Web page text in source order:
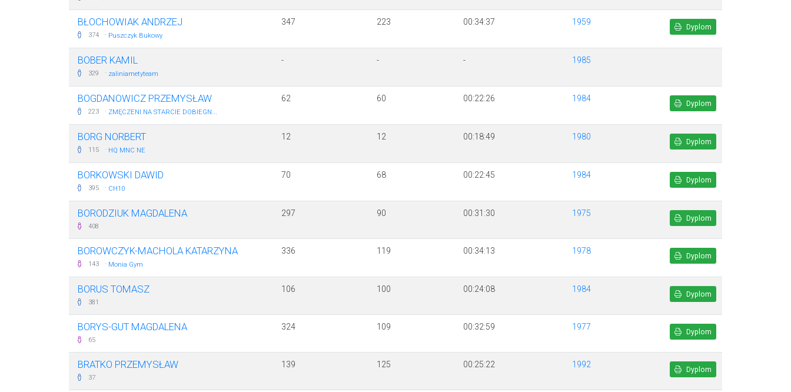
BŁOCHOWIAK ANDRZEJ
374 · Puszczyk Bukowy
347 223 00:34:37 1959
Dyplom
BOBER KAMIL
329 · zaliniametyteam
- - - 1985
BOGDANOWICZ PRZEMYSŁAW
223 · ZMĘCZENI NA STARCIE DOBIEGN...
62 60 00:22:26 1984
Dyplom
BORG NORBERT
115 · HQ MNC NE
12 12 00:18:49 1980
Dyplom
BORKOWSKI DAWID
395 · CH10
70 68 00:22:45 1984
Dyplom
BORODZIUK MAGDALENA
408
297 90 00:31:30 1975
Dyplom
BOROWCZYK-MACHOLA KATARZYNA
143 · Monia Gym
336 119 00:34:13 1978
Dyplom
BORUS TOMASZ
381
106 100 00:24:08 1984
Dyplom
BORYS-GUT MAGDALENA
65
324 109 00:32:59 1977
Dyplom
BRATKO PRZEMYSŁAW
37
139 125 00:25:22 1992
Dyplom